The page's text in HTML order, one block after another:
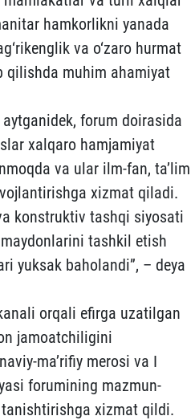
hamkorlikni yanada
va o‘zaro hurmat
qilishda muhim ahamiyat
forum doirasida
xalqaro hamjamiyat
va ular ilm-fan, ta’lim
xizmat qiladi.
konstruktiv tashqi siyosati
tashkil etish
yuksak baholandi”, – deya
orqali efirga uzatilgan
jamoatchiligini
ma’rifiy merosi va I
forumining mazmun-
xizmat qildi.